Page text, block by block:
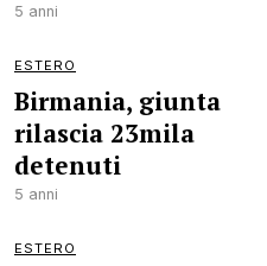
5 anni
ESTERO
Birmania, giunta
rilascia 23mila
detenuti
5 anni
ESTERO